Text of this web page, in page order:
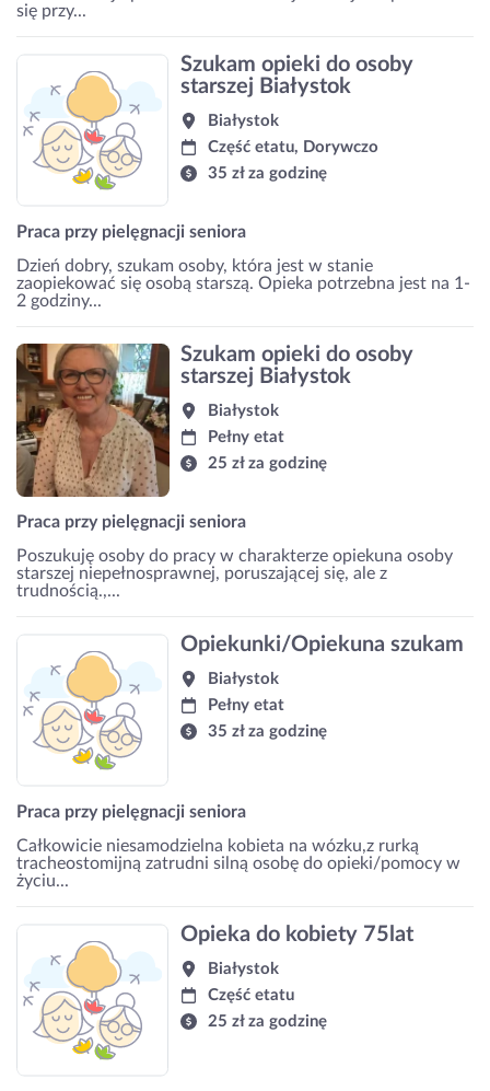
się przy...
Szukam opieki do osoby
starszej Białystok
Białystok
Część etatu, Dorywczo
35 zł za godzinę
Praca przy pielęgnacji seniora
Dzień dobry, szukam osoby, która jest w stanie
zaopiekować się osobą starszą. Opieka potrzebna jest na 1-
2 godziny...
Szukam opieki do osoby
starszej Białystok
Białystok
Pełny etat
25 zł za godzinę
Praca przy pielęgnacji seniora
Poszukuję osoby do pracy w charakterze opiekuna osoby
starszej niepełnosprawnej, poruszającej się, ale z
trudnością.,...
Opiekunki/Opiekuna szukam
Białystok
Pełny etat
35 zł za godzinę
Praca przy pielęgnacji seniora
Całkowicie niesamodzielna kobieta na wózku,z rurką
tracheostomijną zatrudni silną osobę do opieki/pomocy w
życiu...
Opieka do kobiety 75lat
Białystok
Część etatu
25 zł za godzinę